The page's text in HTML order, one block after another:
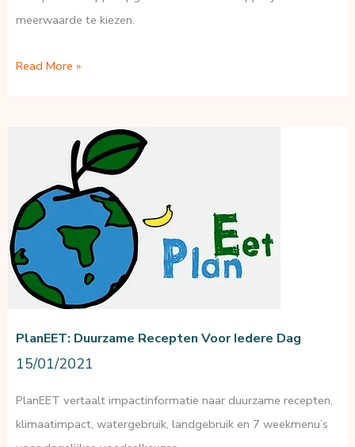
meerwaarde te kiezen.
Transform:
Read More »
PlanEET: Duurzame Recepten Voor Iedere Dag
15/01/2021
PlanEET vertaalt impactinformatie naar duurzame recepten,
klimaatimpact, watergebruik, landgebruik en 7 weekmenu’s